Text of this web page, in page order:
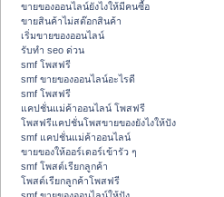
ขายของออนไลน์ยังไงให้มีคนซื้อ
ขายสินค้าไม่สต๊อกสินค้า
เริ่มขายของออนไลน์
รับทำ seo ด่วน
smf โพสฟรี
smf ขายของออนไลน์อะไรดี
smf โพสฟรี
แคปชั่นแม่ค้าออนไลน์ โพสฟรี
โพสฟรีแคปชั่นโพสขายของยังไงให้ปัง
smf แคปชั่นแม่ค้าออนไลน์
ขายของให้ออร์เดอร์เข้ารัว ๆ
smf โพสต์เรียกลูกค้า
โพสต์เรียกลูกค้าโพสฟรี